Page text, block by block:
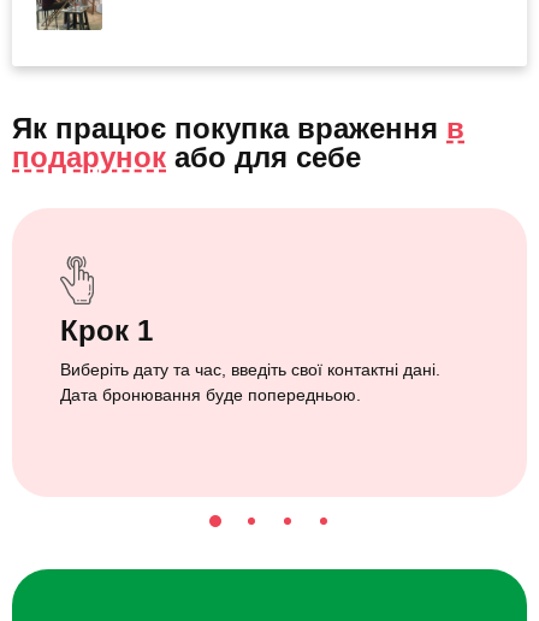
Як працює покупка враження в
подарунок або для себе
Крок 1
Виберіть дату та час, введіть свої контактні дані.
Дата бронювання буде попередньою.